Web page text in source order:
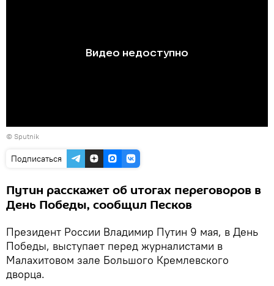
© Sputnik
Подписаться
Путин расскажет об итогах переговоров в
День Победы, сообщил Песков
Президент России Владимир Путин 9 мая, в День
Победы, выступает перед журналистами в
Малахитовом зале Большого Кремлевского
дворца.